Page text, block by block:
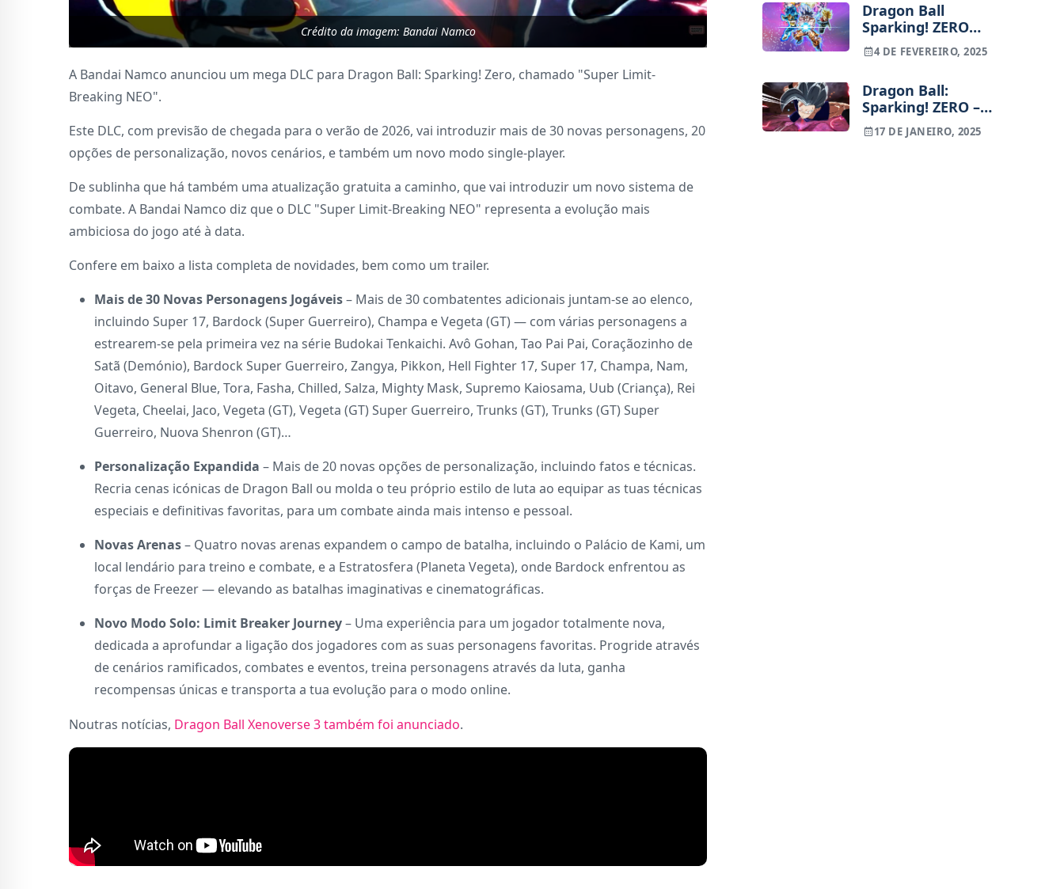
Crédito da imagem: Bandai Namco
A Bandai Namco anunciou um mega DLC para Dragon Ball: Sparking! Zero, chamado "Super Limit-
Breaking NEO".
Este DLC, com previsão de chegada para o verão de 2026, vai introduzir mais de 30 novas personagens, 20
opções de personalização, novos cenários, e também um novo modo single-player.
De sublinha que há também uma atualização gratuita a caminho, que vai introduzir um novo sistema de
combate. A Bandai Namco diz que o DLC "Super Limit-Breaking NEO" representa a evolução mais
ambiciosa do jogo até à data.
Confere em baixo a lista completa de novidades, bem como um trailer.
Mais de 30 Novas Personagens Jogáveis– Mais de 30 combatentes adicionais juntam-se ao elenco,
incluindo Super 17, Bardock (Super Guerreiro), Champa e Vegeta (GT) — com várias personagens a
estrearem-se pela primeira vez na série Budokai Tenkaichi. Avô Gohan, Tao Pai Pai, Coraçãozinho de
Satã (Demónio), Bardock Super Guerreiro, Zangya, Pikkon, Hell Fighter 17, Super 17, Champa, Nam,
Oitavo, General Blue, Tora, Fasha, Chilled, Salza, Mighty Mask, Supremo Kaiosama, Uub (Criança), Rei
Vegeta, Cheelai, Jaco, Vegeta (GT), Vegeta (GT) Super Guerreiro, Trunks (GT), Trunks (GT) Super
Guerreiro, Nuova Shenron (GT)…
Personalização Expandida – Mais de 20 novas opções de personalização, incluindo fatos e técnicas.
Recria cenas icónicas de Dragon Ball ou molda o teu próprio estilo de luta ao equipar as tuas técnicas
especiais e definitivas favoritas, para um combate ainda mais intenso e pessoal.
Novas Arenas– Quatro novas arenas expandem o campo de batalha, incluindo o Palácio de Kami, um
local lendário para treino e combate, e a Estratosfera (Planeta Vegeta), onde Bardock enfrentou as
forças de Freezer — elevando as batalhas imaginativas e cinematográficas.
Novo Modo Solo: Limit Breaker Journey– Uma experiência para um jogador totalmente nova,
dedicada a aprofundar a ligação dos jogadores com as suas personagens favoritas. Progride através
de cenários ramificados, combates e eventos, treina personagens através da luta, ganha
recompensas únicas e transporta a tua evolução para o modo online.
Noutras notícias, Dragon Ball Xenoverse 3 também foi anunciado.
Dragon Ball
Sparking! ZERO
bate recordes e
ultrapassa 5
vendidas
4 DE FEVEREIRO, 2025
Dragon Ball:
Sparking! ZERO –
DLC 1 "Hero of
Justice" traz 11
17 DE JANEIRO, 2025